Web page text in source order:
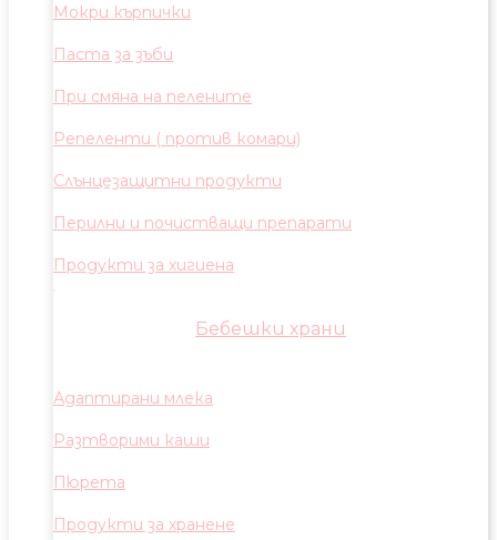
Мокри кърпички
Паста за зъби
При смяна на пелените
Репеленти ( против комари)
Слънцезащитни продукти
Перилни и почистващи препарати
Продукти за хигиена
Бебешки храни
Адаптирани млека
Разтворими каши
Пюрета
Продукти за хранене